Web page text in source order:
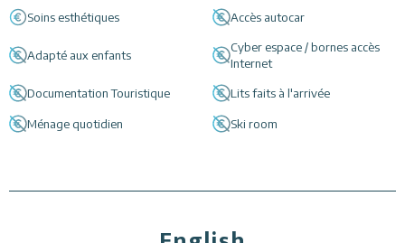
Soins esthétiques Accès autocar
Adapté aux enfants
Cyber espace / bornes accès
Internet
Documentation Touristique Lits faits à l'arrivée
Ménage quotidien Ski room